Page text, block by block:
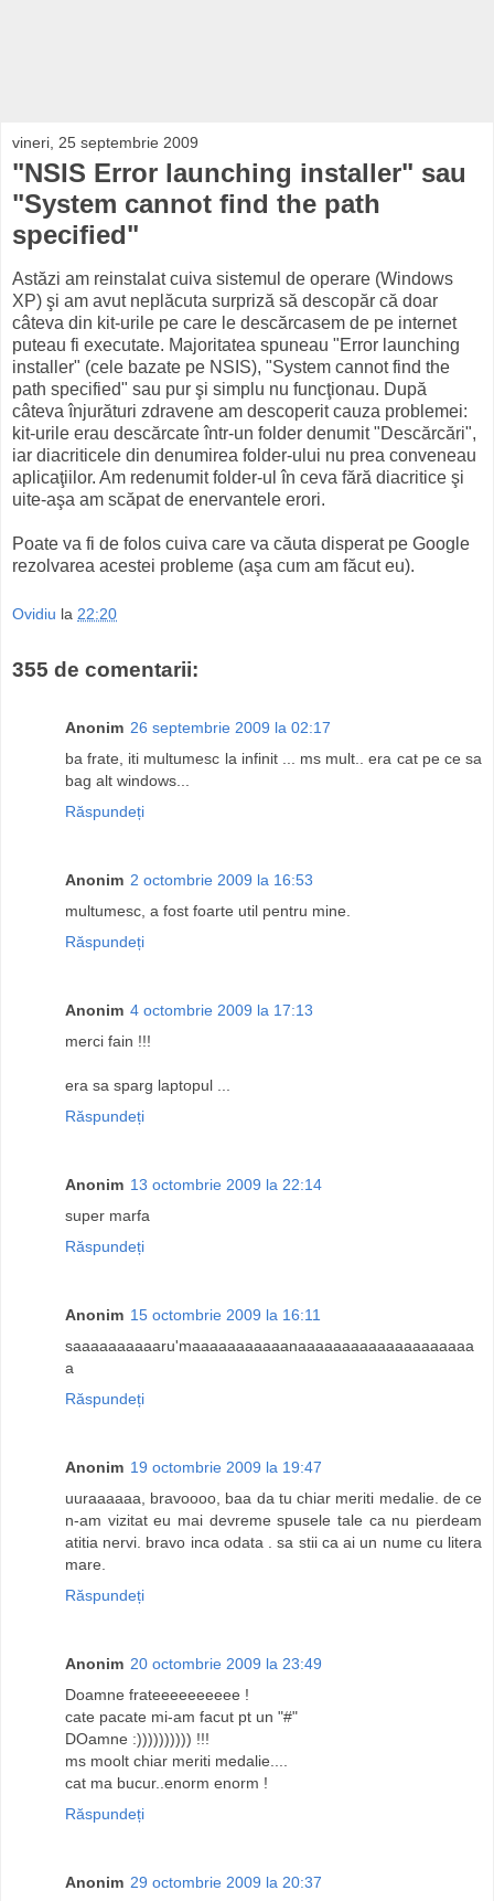
vineri, 25 septembrie 2009
"NSIS Error launching installer" sau
"System cannot find the path
specified"
Astăzi am reinstalat cuiva sistemul de operare (Windows
XP) şi am avut neplăcuta surpriză să descopăr că doar
câteva din kit-urile pe care le descărcasem de pe internet
puteau fi executate. Majoritatea spuneau "Error launching
installer" (cele bazate pe NSIS), "System cannot find the
path specified" sau pur şi simplu nu funcţionau. După
câteva înjurături zdravene am descoperit cauza problemei:
kit-urile erau descărcate într-un folder denumit "Descărcări",
iar diacriticele din denumirea folder-ului nu prea conveneau
aplicaţiilor. Am redenumit folder-ul în ceva fără diacritice şi
uite-aşa am scăpat de enervantele erori.
Poate va fi de folos cuiva care va căuta disperat pe Google
rezolvarea acestei probleme (aşa cum am făcut eu).
Ovidiu la 22:20
355 de comentarii:
Anonim 26 septembrie 2009 la 02:17
ba frate, iti multumesc la infinit ... ms mult.. era cat pe ce sa
bag alt windows...
Răspundeți
Anonim 2 octombrie 2009 la 16:53
multumesc, a fost foarte util pentru mine.
Răspundeți
Anonim 4 octombrie 2009 la 17:13
merci fain !!!
era sa sparg laptopul ...
Răspundeți
Anonim 13 octombrie 2009 la 22:14
super marfa
Răspundeți
Anonim 15 octombrie 2009 la 16:11
saaaaaaaaaaru'maaaaaaaaaaanaaaaaaaaaaaaaaaaaaaa
a
Răspundeți
Anonim 19 octombrie 2009 la 19:47
uuraaaaaa, bravoooo, baa da tu chiar meriti medalie. de ce
n-am vizitat eu mai devreme spusele tale ca nu pierdeam
atitia nervi. bravo inca odata . sa stii ca ai un nume cu litera
mare.
Răspundeți
Anonim 20 octombrie 2009 la 23:49
Doamne frateeeeeeeeee !
cate pacate mi-am facut pt un "#"
DOamne :)))))))))) !!!
ms moolt chiar meriti medalie....
cat ma bucur..enorm enorm !
Răspundeți
Anonim 29 octombrie 2009 la 20:37